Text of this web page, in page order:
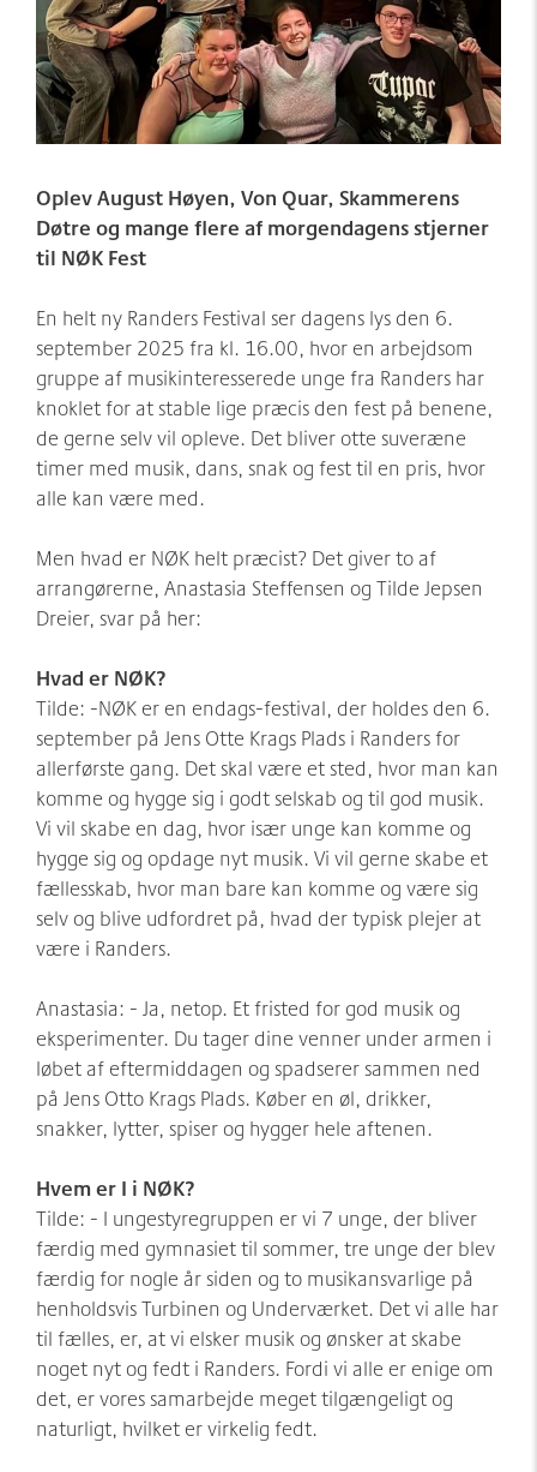
Sponsorer
net:vaerket og net:vaerket+
Kontakt
Møder/konferencer/fester
Historien om Værket
Værkets scener og sale
Spillestedet Turbinen
Grønnere tiltag
Oplev August Høyen, Von Quar, Skammerens
Døtre og mange flere af morgendagens stjerner
til NØK Fest
En helt ny Randers Festival ser dagens lys den 6.
september 2025 fra kl. 16.00, hvor en arbejdsom
gruppe af musikinteresserede unge fra Randers har
knoklet for at stable lige præcis den fest på benene,
de gerne selv vil opleve. Det bliver otte suveræne
timer med musik, dans, snak og fest til en pris, hvor
alle kan være med.
Men hvad er NØK helt præcist? Det giver to af
arrangørerne, Anastasia Steffensen og Tilde Jepsen
Dreier, svar på her:
Hvad er NØK?
Tilde: -NØK er en endags-festival, der holdes den 6.
september på Jens Otte Krags Plads i Randers for
allerførste gang. Det skal være et sted, hvor man kan
komme og hygge sig i godt selskab og til god musik.
Vi vil skabe en dag, hvor især unge kan komme og
hygge sig og opdage nyt musik. Vi vil gerne skabe et
fællesskab, hvor man bare kan komme og være sig
selv og blive udfordret på, hvad der typisk plejer at
være i Randers.
Anastasia: - Ja, netop. Et fristed for god musik og
eksperimenter. Du tager dine venner under armen i
løbet af eftermiddagen og spadserer sammen ned
på Jens Otto Krags Plads. Køber en øl, drikker,
snakker, lytter, spiser og hygger hele aftenen.
Hvem er I i NØK?
Tilde: - I ungestyregruppen er vi 7 unge, der bliver
færdig med gymnasiet til sommer, tre unge der blev
færdig for nogle år siden og to musikansvarlige på
henholdsvis Turbinen og Underværket. Det vi alle har
til fælles, er, at vi elsker musik og ønsker at skabe
noget nyt og fedt i Randers. Fordi vi alle er enige om
det, er vores samarbejde meget tilgængeligt og
naturligt, hvilket er virkelig fedt.